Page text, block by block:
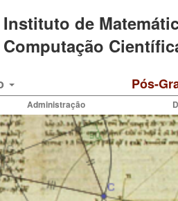
Instituto de
Computação
Pós-
Administração